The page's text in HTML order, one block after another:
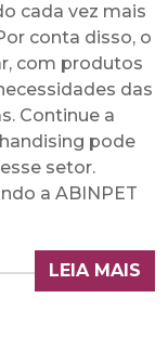
cada vez mais
conta disso, o
com produtos
das
Continue a
pode
setor.
a ABINPET
LEIA MAIS